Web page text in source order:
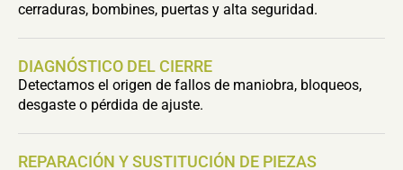
cerraduras, bombines, puertas y alta seguridad.
DIAGNÓSTICO DEL CIERRE
Detectamos el origen de fallos de maniobra, bloqueos,
desgaste o pérdida de ajuste.
REPARACIÓN Y SUSTITUCIÓN DE PIEZAS